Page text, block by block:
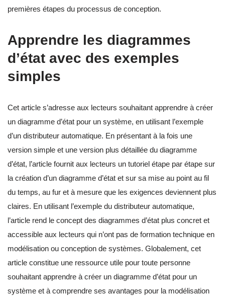
premières étapes du processus de conception.
Apprendre les diagrammes
d’état avec des exemples
simples
Cet article s’adresse aux lecteurs souhaitant apprendre à créer
un diagramme d’état pour un système, en utilisant l’exemple
d’un distributeur automatique. En présentant à la fois une
version simple et une version plus détaillée du diagramme
d’état, l’article fournit aux lecteurs un tutoriel étape par étape sur
la création d’un diagramme d’état et sur sa mise au point au fil
du temps, au fur et à mesure que les exigences deviennent plus
claires. En utilisant l’exemple du distributeur automatique,
l’article rend le concept des diagrammes d’état plus concret et
accessible aux lecteurs qui n’ont pas de formation technique en
modélisation ou conception de systèmes. Globalement, cet
article constitue une ressource utile pour toute personne
souhaitant apprendre à créer un diagramme d’état pour un
système et à comprendre ses avantages pour la modélisation